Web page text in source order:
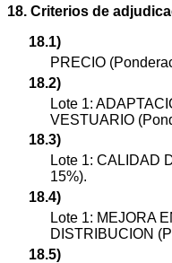
18. Criterios de
18.1)
PRECIO
18.2)
Lote 1:
VESTUARIO
18.3)
Lote 1: CALIDAD
15%).
18.4)
Lote 1: MEJORA
DISTRIBUCION
18.5)